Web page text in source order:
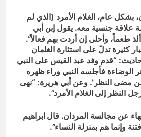
بشكل عام، الغلام الأمرد (الذي لم
علاقة جنسية معه. يقول إبن أبي
طعماً، وأحلى إن أردت بهم فعالاً”.
كثيرة تدلّ على استثارة الغلمان
“قدم وفد عبد القيس على النبي
الوضاءة فأجلسه النبي وراء ظهره
مضى النظر”. وعن أبي هريرة: “نهى
النظر إلى الغلام الأمرد”.
عن مجالسة المردان. قال ابراهيم
وإنما هم بمنزلة النساء”.